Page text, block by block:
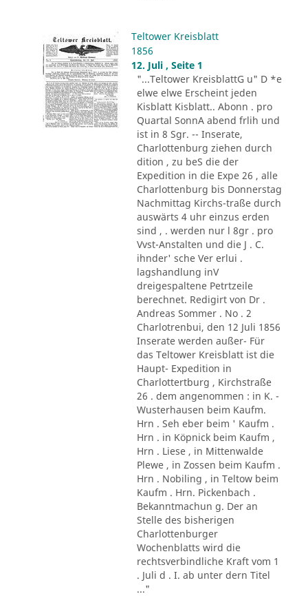
Teltower Kreisblatt
1856
12. Juli , Seite 1
"...Teltower KreisblattG u" D *e
elwe elwe Erscheint jeden
Kisblatt Kisblatt.. Abonn . pro
Quartal SonnA abend frlih und
ist in 8 Sgr. -- Inserate,
Charlottenburg ziehen durch
dition , zu beS die der
Expedition in die Expe 26 , alle
Charlottenburg bis Donnerstag
Nachmittag Kirchs-traße durch
auswärts 4 uhr einzus erden
sind , . werden nur l 8gr . pro
Vvst-Anstalten und die J . C.
ihnder' sche Ver erlui .
lagshandlung inV
dreigespaltene Petrtzeile
berechnet. Redigirt von Dr .
Andreas Sommer . No . 2
Charlotrenbui, den 12 Juli 1856
Inserate werden außer- Für
das Teltower Kreisblatt ist die
Haupt- Expedition in
Charlottertburg , Kirchstraße
26 . dem angenommen : in K. -
Wusterhausen beim Kaufm.
Hrn . Seh eber beim ' Kaufm .
Hrn . in Köpnick beim Kaufm ,
Hrn . Liese , in Mittenwalde
Plewe , in Zossen beim Kaufm .
Hrn . Nobiling , in Teltow beim
Kaufm . Hrn. Pickenbach .
Bekanntmachun g. Der an
Stelle des bisherigen
Charlottenburger
Wochenblatts wird die
rechtsverbindliche Kraft vom 1
. Juli d . I. ab unter dern Titel
..."